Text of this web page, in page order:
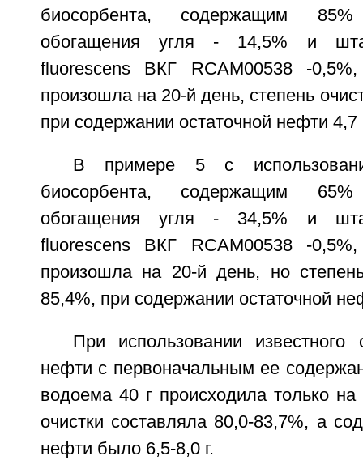
биосорбента, содержащим
обогащения угля - 14,5% и
fluorescens ВКГ RCAM00538 -
произошла на 20-й день, степень
при содержании остаточной нефти 4,7
В примере 5 с
биосорбента, содержащим
обогащения угля - 34,5% и
fluorescens ВКГ RCAM00538 -
произошла на 20-й день, но
85,4%, при содержании остаточной
При использовании известного
нефти с первоначальным ее
водоема 40 г происходила только
очистки составляла 80,0-83,7%, а
нефти было 6,5-8,0 г.